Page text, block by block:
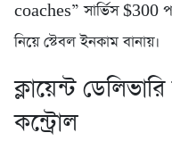
coaches” সার্ভিস $300
নিয়ে স্টেবল ইনকাম বানায়।
ক্লায়েন্ট
কন্ট্রোল